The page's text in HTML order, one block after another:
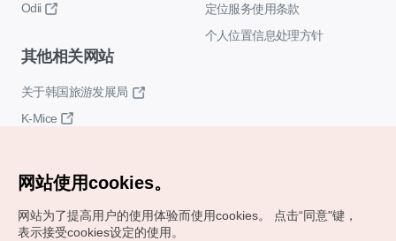
Odii
定位服务使用条款
个人位置信息处理方针
其他相关网站
关于韩国旅游发展局
K-Mice
网站使用cookies。
网站为了提高用户的使用体验而使用cookies。
点击“同意"键，
表示接受cookies设定的使用。